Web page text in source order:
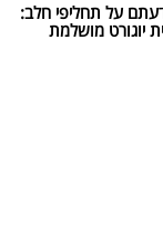
על תחליפי חלב:
יוגורט מושלמת